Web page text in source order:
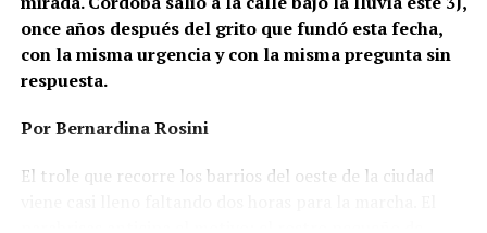
Ganar la vida: La historia de (no)
once años después del grito que fundó esta fecha,
con la misma urgencia y con la misma pregunta sin
respuesta.
Por Bernardina Rosini
El trole que recorre los barrios del oeste de la ciudad